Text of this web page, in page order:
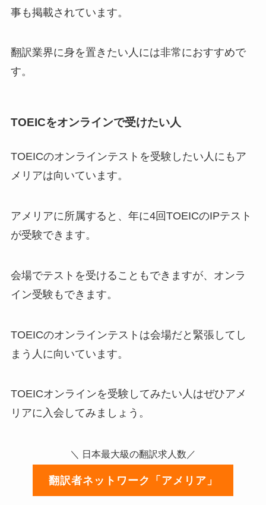
事も掲載されています。
翻訳業界に身を置きたい人には非常におすすめで
す。
TOEICをオンラインで受けたい人
TOEICのオンラインテストを受験したい人にもア
メリアは向いています。
アメリアに所属すると、年に4回TOEICのIPテスト
が受験できます。
会場でテストを受けることもできますが、オンラ
イン受験もできます。
TOEICのオンラインテストは会場だと緊張してし
まう人に向いています。
TOEICオンラインを受験してみたい人はぜひアメ
リアに入会してみましょう。
＼ 日本最大級の翻訳求人数／
翻訳者ネットワーク「アメリア」